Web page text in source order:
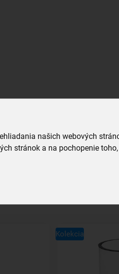
našich webových
stránok a na pochopenie
Kolekcia